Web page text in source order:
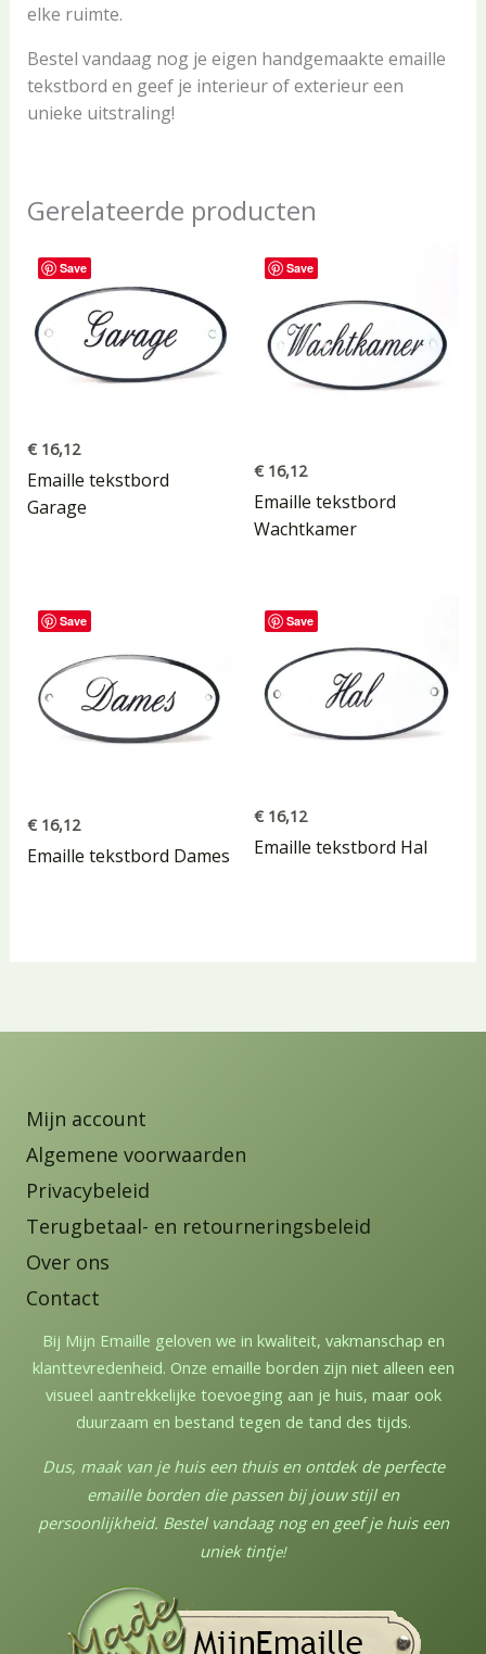
elke ruimte.
Bestel vandaag nog je eigen handgemaakte emaille
tekstbord en geef je interieur of exterieur een
unieke uitstraling!
Gerelateerde producten
Save
€16,12
Emaille tekstbord
Garage
Save
€ 16,12
Emaille tekstbord
Wachtkamer
Save
€16,12
Emaille tekstbord Dames
Save
€ 16,12
Emaille tekstbord Hal
Mijn account
Algemene voorwaarden
Privacybeleid
Terugbetaal- en retourneringsbeleid
Over ons
Contact
Bij Mijn Emaille geloven we in kwaliteit, vakmanschap en
klanttevredenheid. Onze emaille borden zijn niet alleen een
visueel aantrekkelijke toevoeging aan je huis, maar ook
duurzaam en bestand tegen de tand des tijds.
Dus, maak van je huis een thuis en ontdek de perfecte
emaille borden die passen bij jouw stijl en
persoonlijkheid. Bestel vandaag nog en geef je huis een
uniek tintje!